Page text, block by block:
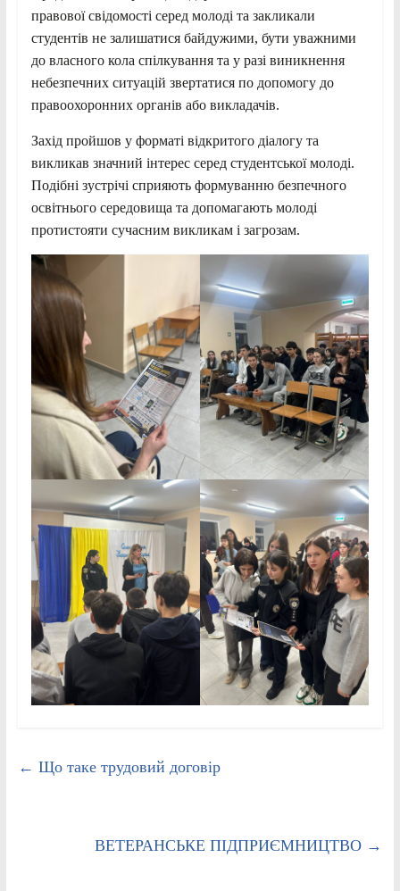
правової свідомості серед молоді та закликали
студентів не залишатися байдужими, бути уважними
до власного кола спілкування та у разі виникнення
небезпечних ситуацій звертатися по допомогу до
правоохоронних органів або викладачів.
Захід пройшов у форматі відкритого діалогу та
викликав значний інтерес серед студентської молоді.
Подібні зустрічі сприяють формуванню безпечного
освітнього середовища та допомагають молоді
протистояти сучасним викликам і загрозам.
← Що таке трудовий договір
ВЕТЕРАНСЬКЕ ПІДПРИЄМНИЦТВО →